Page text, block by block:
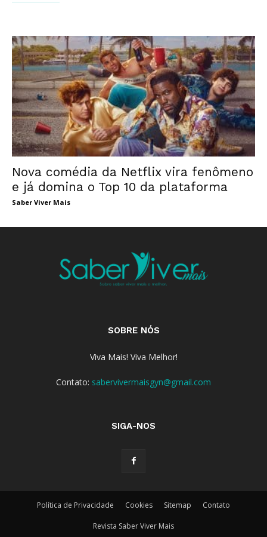
Nova comédia da Netflix vira fenômeno
e já domina o Top 10 da plataforma
Saber Viver Mais
SOBRE NÓS
Viva Mais! Viva Melhor!
Contato: sabervivermaisgyn@gmail.com
SIGA-NOS
Política de Privacidade Cookies Sitemap Contato
Revista Saber Viver Mais